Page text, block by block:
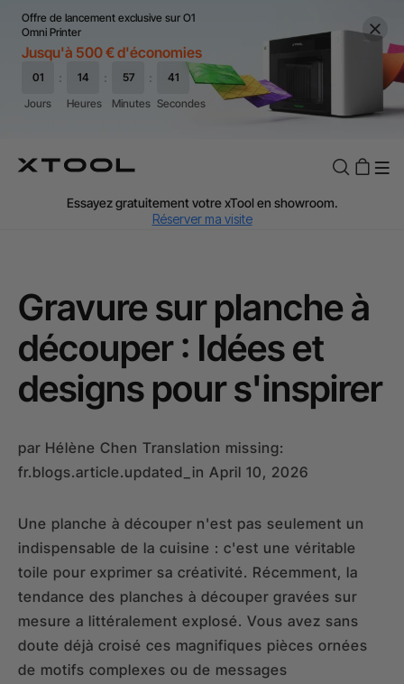
Offre de lancement exclusive sur O1
Omni Printer
Jusqu'à 500 € d'économies
Essayez gratuitement votre xTool en showroom.
Livraison rapide et offerte dès 99 €. J'en profite
Assistance personnalisée avec un expert. J'en profite
TVA Offerte : Jusqu'à 20 % selon le pays. J'en profite
Gravure sur planche à
découper : Idées et
designs pour s'inspirer
par Hélène Chen Translation missing:
fr.blogs.article.updated_in April 10, 2026
Une planche à découper n'est pas seulement un
indispensable de la cuisine : c'est une véritable
toile pour exprimer sa créativité. Récemment, la
tendance des planches à découper gravées sur
mesure a littéralement explosé. Vous avez sans
doute déjà croisé ces magnifiques pièces ornées
de motifs complexes ou de messages